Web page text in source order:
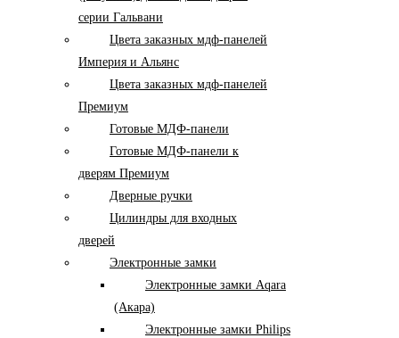
серии Гальвани
Цвета заказных мдф-панелей
Империя и Альянс
Цвета заказных мдф-панелей
Премиум
Готовые МДФ-панели
Готовые МДФ-панели к
дверям Премиум
Дверные ручки
Цилиндры для входных
дверей
Электронные замки
Электронные замки Aqara
(Акара)
Электронные замки Philips